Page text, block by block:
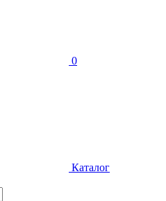
0
Каталог